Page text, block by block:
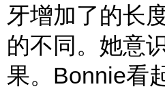
牙增加了的长
的不同。她意
果。Bonnie看